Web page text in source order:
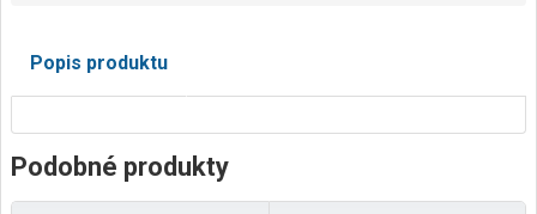
Popis produktu
Podobné produkty